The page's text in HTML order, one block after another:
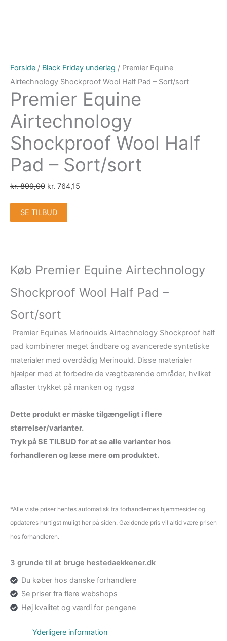
Forside / Black Friday underlag / Premier Equine
Airtechnology Shockproof Wool Half Pad – Sort/sort
Premier Equine
Airtechnology
Shockproof Wool Half
Pad – Sort/sort
kr.899,00 kr. 764,15
SE TILBUD
Køb Premier Equine Airtechnology
Shockproof Wool Half Pad –
Sort/sort
Premier Equines Merinoulds Airtechnology Shockproof half
pad kombinerer meget åndbare og avancerede syntetiske
materialer med overdådig Merinould. Disse materialer
hjælper med at forbedre de vægtbærende områder, hvilket
aflaster trykket på manken og rygsø
Dette produkt er måske tilgængeligt i flere
størrelser/varianter.
Tryk på SE TILBUD for at se alle varianter hos
forhandleren og læse mere om produktet.
*Alle viste priser hentes automatisk fra forhandlernes hjemmesider og
opdateres hurtigst muligt her på siden. Gældende pris vil altid være prisen
hos forhandleren.
3 grunde til at bruge hestedaekkener.dk
Du køber hos danske forhandlere
Se priser fra flere webshops
Høj kvalitet og værdi for pengene
Yderligere information